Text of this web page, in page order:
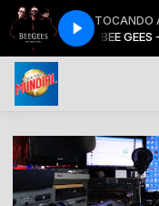
TOCANDO
) )LIVE)BEE GEES -